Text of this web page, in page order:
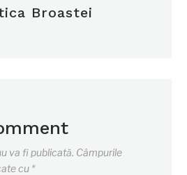
Broastei
va fi publicată. Câmpurile
cu *